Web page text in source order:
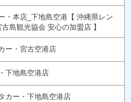
・本店_下地島空港【 沖縄県レン
島観光協会 安心の加盟店 】
ー・宮古空港店
下地島空港店
カー・下地島空港店